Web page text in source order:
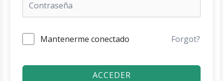
Mantenerme conectado Forgot?
ACCEDER